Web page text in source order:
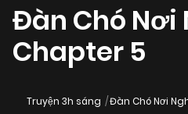
Đàn Chó Nơi
Chapter 5
Truyện 3h sáng Đàn Chó Nơi